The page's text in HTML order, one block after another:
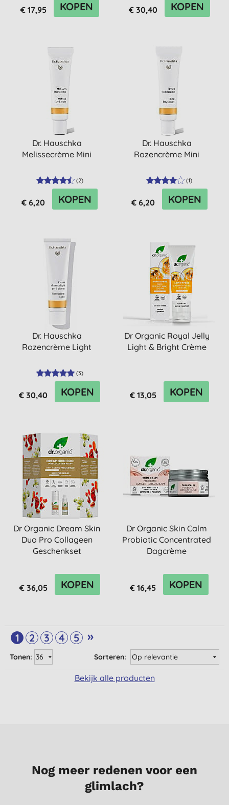
€ 17,95 KOPEN € 30,40 KOPEN
Dr. Hauschka
Melissecrème Mini
(2)
€ 6,20 KOPEN
Dr. Hauschka
Rozencrème Mini
(1)
€ 6,20 KOPEN
Dr. Hauschka
Rozencrème Light
(3)
€ 30,40 KOPEN
Dr Organic Royal Jelly
Light & Bright Crème
€ 13,05 KOPEN
Dr Organic Dream Skin
Duo Pro Collageen
Geschenkset
€ 36,05 KOPEN
Dr Organic Skin Calm
Probiotic Concentrated
Dagcrème
€ 16,45 KOPEN
1 2 3 4 5 »
Sorteren:
Tonen:
Bekijk alle producten
Nog meer redenen voor een
glimlach?